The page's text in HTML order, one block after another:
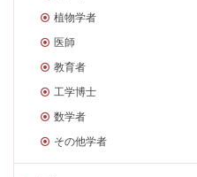
植物学者
医師
教育者
工学博士
数学者
その他学者